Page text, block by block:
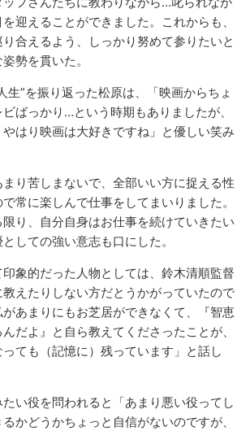
迎えることができました。これからも、
合えるよう、しっかり努めて参りたいと
勢を貫いた。
”を振り返った松原は、「映画からちょ
ばっかり…という時期もありましたが、
はり映画は大好きですね」と優しい笑み
り苦しまないで、全部いい方に捉える性
常に楽しんで仕事をしてまいりました。
り、自分自身はお仕事を続けていきたい
しての強い意志も口にした。
象的だった人物としては、鈴木清順監督
えたりしない方だとうかがっていたので
あまりにもお芝居ができなくて、『智恵
だよ』と自ら教えてくださったことが、
ても（記憶に）残っています」と話し
い役を問われると「あまり悪い役ってし
かどうかちょっと自信がないのですが、